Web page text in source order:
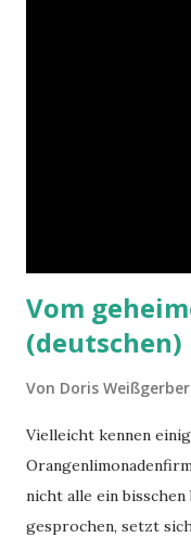
Vom
Von Doris Weißgerber
Vielleicht kennen
nicht alle ein bisschen
gesprochen, setzt